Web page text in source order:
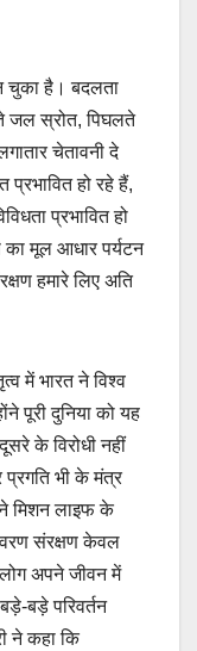
चुका है। बदलता
जल स्रोत, पिघलते
चेतावनी दे
प्रभावित हो रहे हैं,
प्रभावित हो
का मूल आधार पर्यटन
हमारे लिए अति
में भारत ने विश्व
पूरी दुनिया को यह
के विरोधी नहीं
भी के मंत्र
मिशन लाइफ के
संरक्षण केवल
लोग अपने जीवन में
बड़े परिवर्तन
ने कहा कि